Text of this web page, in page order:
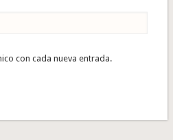
con cada nueva entrada.